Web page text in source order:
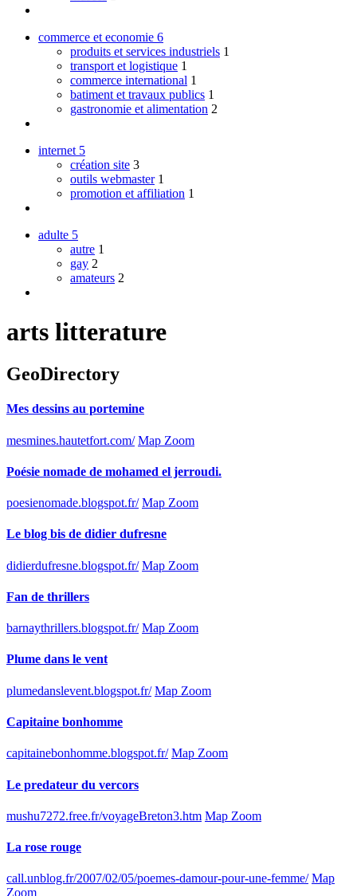
commerce et economie 6
produits et services industriels 1
transport et logistique 1
commerce international 1
batiment et travaux publics 1
gastronomie et alimentation 2
internet 5
création site 3
outils webmaster 1
promotion et affiliation 1
adulte 5
autre 1
gay 2
amateurs 2
arts litterature
GeoDirectory
Mes dessins au portemine
mesmines.hautetfort.com/ Map Zoom
Poésie nomade de mohamed el jerroudi.
poesienomade.blogspot.fr/ Map Zoom
Le blog bis de didier dufresne
didierdufresne.blogspot.fr/ Map Zoom
Fan de thrillers
barnaythrillers.blogspot.fr/ Map Zoom
Plume dans le vent
plumedanslevent.blogspot.fr/ Map Zoom
Capitaine bonhomme
capitainebonhomme.blogspot.fr/ Map Zoom
Le predateur du vercors
mushu7272.free.fr/voyageBreton3.htm Map Zoom
La rose rouge
call.unblog.fr/2007/02/05/poemes-damour-pour-une-femme/ Map
Zoom